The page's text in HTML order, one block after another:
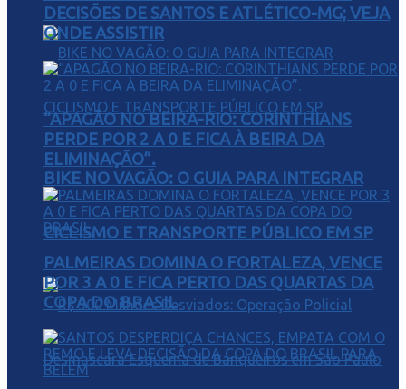
BIKE NO VAGÃO: O GUIA PARA INTEGRAR
CICLISMO E TRANSPORTE PÚBLICO EM SP
DECISÕES DE SANTOS E ATLÉTICO-MG; VEJA
ONDE ASSISTIR
“APAGÃO NO BEIRA-RIO: CORINTHIANS
PERDE POR 2 A 0 E FICA À BEIRA DA
ELIMINAÇÃO”.
PALMEIRAS DOMINA O FORTALEZA, VENCE
POR 3 A 0 E FICA PERTO DAS QUARTAS DA
COPA DO BRASIL